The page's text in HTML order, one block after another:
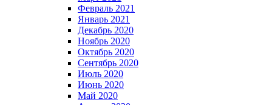
Февраль 2021
Январь 2021
Декабрь 2020
Ноябрь 2020
Октябрь 2020
Сентябрь 2020
Июль 2020
Июнь 2020
Май 2020